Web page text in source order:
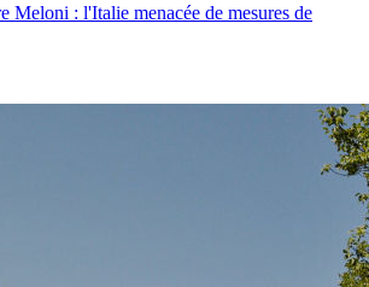
Meloni : l'Italie menacée de mesures de